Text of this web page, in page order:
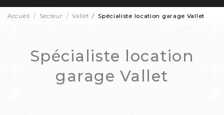
Accueil Secteur Vallet Spécialiste location garage Vallet
Spécialiste location
garage Vallet